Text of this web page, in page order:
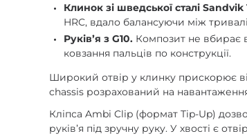
Клинок зі шведської сталі Sandvik
HRC, вдало балансуючи між
Руківʼя з G10. Композит не вбирає
ковзання пальців по конструкції.
Широкий отвір у клинку прискорює
chassis розрахований на
Кліпса Ambi Clip (формат Tip-Up)
руківʼя під зручну руку. У хвості є